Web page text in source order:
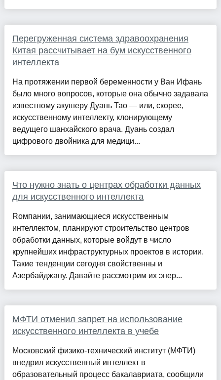
Перегруженная система здравоохранения
Китая рассчитывает на бум искусственного
интеллекта
На протяжении первой беременности у Ван Ифань
было много вопросов, которые она обычно задавала
известному акушеру Дуань Тао — или, скорее,
искусственному интеллекту, клонирующему
ведущего шанхайского врача. Дуань создал
цифрового двойника для медици...
Что нужно знать о центрах обработки данных
для искусственного интеллекта
Rомпании, занимающиеся искусственным
интеллектом, планируют строительство центров
обработки данных, которые войдут в число
крупнейших инфраструктурных проектов в истории.
Такие тенденции сегодня свойственны и
Азербайджану. Давайте рассмотрим их энер...
МФТИ отменил запрет на использование
искусственного интеллекта в учебе
Московский физико-технический институт (МФТИ)
внедрил искусственный интеллект в
образовательный процесс бакалавриата, сообщили